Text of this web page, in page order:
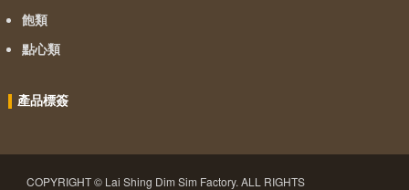
飽類
點心類
產品標簽
COPYRIGHT © Lai Shing Dim Sim Factory. ALL RIGHTS